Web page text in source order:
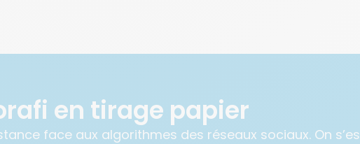
en tirage papier
face aux algorithmes des réseaux sociaux. On